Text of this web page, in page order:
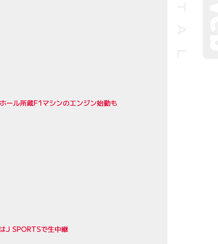
ール所蔵F1マシンのエンジン始動も
J SPORTSで生中継